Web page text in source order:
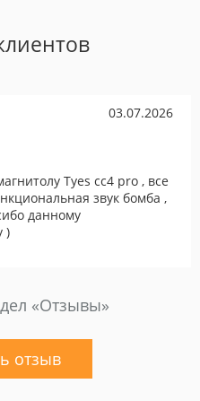
03.07.2026
Tyes cc4 pro , все
звук бомба ,
данному
)
«Отзывы»
отзыв